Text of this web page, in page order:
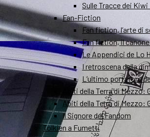
Sulle Tracce dei
Fan-Fiction
Fan fiction, l’arte di
Fan fiction, il
Le Appendici de Lo
I retroscena della
L’ultimo portatore
Abiti della Terra di Mezzo:
Abiti della Terra di Mezzo:
Il Signore del Fandom
Tolkien a Fumetti